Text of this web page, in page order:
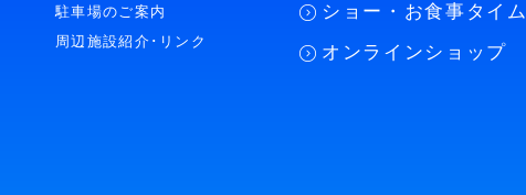
駐車場のご案内
周辺施設紹介･リンク
ショー・お食事タイム
オンラインショップ